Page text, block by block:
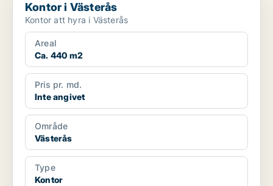
Kontor i Västerås
Kontor att hyra i Västerås
Areal
Ca. 440 m2
Pris pr. md.
Inte angivet
Område
Västerås
Type
Kontor